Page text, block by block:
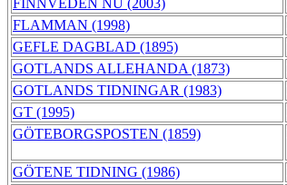
FINNVEDEN NU (2003)
FLAMMAN (1998)
GEFLE DAGBLAD (1895)
GOTLANDS ALLEHANDA (1873)
GOTLANDS TIDNINGAR (1983)
GT (1995)
GÖTEBORGSPOSTEN (1859)
GÖTENE TIDNING (1986)